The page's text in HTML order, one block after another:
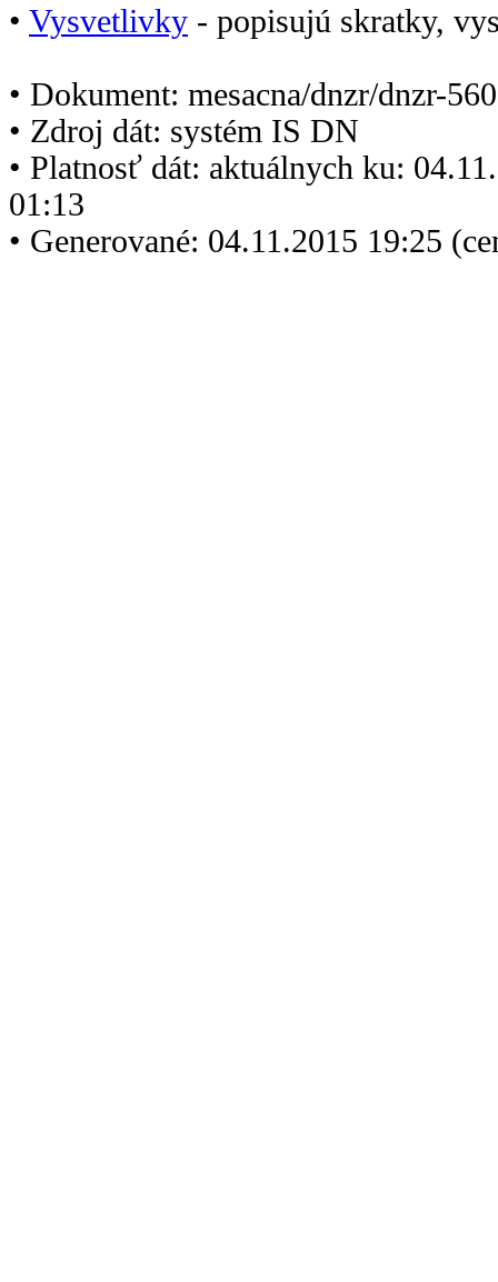
• Vysvetlivky - popisujú skratky,
• Dokument: mesacna/dnzr/dnzr-
• Zdroj dát: systém IS DN
• Platnosť dát: aktuálnych ku:
01:13
• Generované: 04.11.2015 19:25